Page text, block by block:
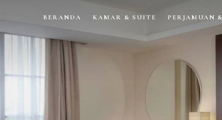
BERANDA KAMAR & SUITE PERJAMUAN